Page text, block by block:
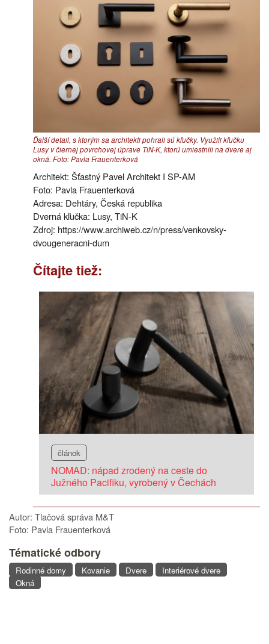
Ďalší detail, s ktorým sa architekti pohrali sú kľučky. Využili kľučku
Lusy v čiernej povrchovej úprave TiN-K, ktorú umiestnili na dvere aj
okná. Foto: Pavla Frauenterková
Architekt: Šťastný Pavel Architekt I SP-AM
Foto: Pavla Frauenterková
Adresa: Dehtáry, Česká republika
Dverná kľučka: Lusy, TiN-K
Zdroj: https://www.archiweb.cz/n/press/venkovsky-
dvougeneracni-dum
Čítajte tiež:
článok
NOMAD: nápad zrodený na ceste do
Južného Pacifiku, vyrobený v Čechách
Autor: Tlačová správa M&T
Foto: Pavla Frauenterková
Tématické odbory
Rodinné domy Kovanie Dvere
Interiérové dvere
Okná